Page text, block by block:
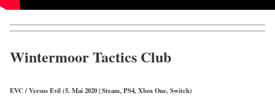
Wintermoor Tactics Club
EVC / Versus Evil (5. Mai 2020 | Steam, PS4, Xbox One, Switch)